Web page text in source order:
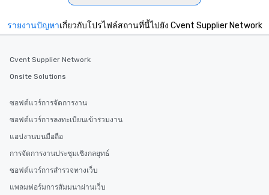
รายงานปัญหาเกี่ยวกับโปรไฟล์สถานที่นี้ไปยัง Cvent Supplier Network
Cvent Supplier Network
Onsite Solutions
ซอฟต์แวร์การจัดการงาน
ซอฟต์แวร์การลงทะเบียนเข้าร่วมงาน
แอปงานบนมือถือ
การจัดการงานประชุมเชิงกลยุทธ์
ซอฟต์แวร์การสำรวจทางเว็บ
แพลมฟอร์มการสัมมนาผ่านเว็บ